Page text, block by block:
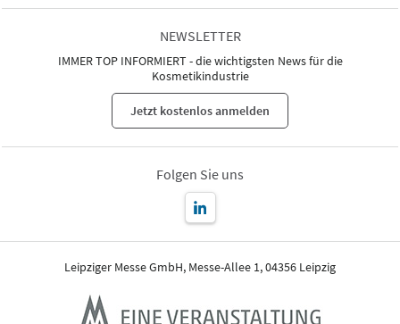
NEWSLETTER
IMMER TOP INFORMIERT - die wichtigsten News für die
Kosmetikindustrie
Jetzt kostenlos anmelden
Folgen Sie uns
Leipziger Messe GmbH, Messe-Allee 1, 04356 Leipzig